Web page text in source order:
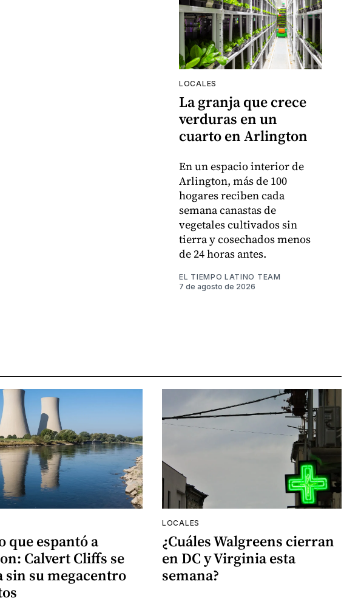
LOCALES
La granja que crece
verduras en un
cuarto en Arlington
En un espacio interior de
Arlington, más de 100
hogares reciben cada
semana canastas de
vegetales cultivados sin
tierra y cosechados menos
de 24 horas antes.
EL TIEMPO LATINO TEAM
7 de agosto de 2026
que espantó a
Calvert Cliffs se
sin su megacentro
LOCALES
¿Cuáles Walgreens cierran
en DC y Virginia esta
semana?